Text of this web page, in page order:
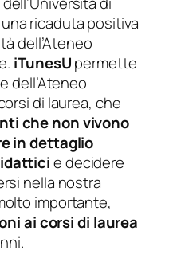
ricaduta positiva
dell’Ateneo
iTunesUpermette
dell’Ateneo
di laurea, che
che non vivono
in dettaglio
e decidere
nella nostra
importante,
ai corsi di laurea